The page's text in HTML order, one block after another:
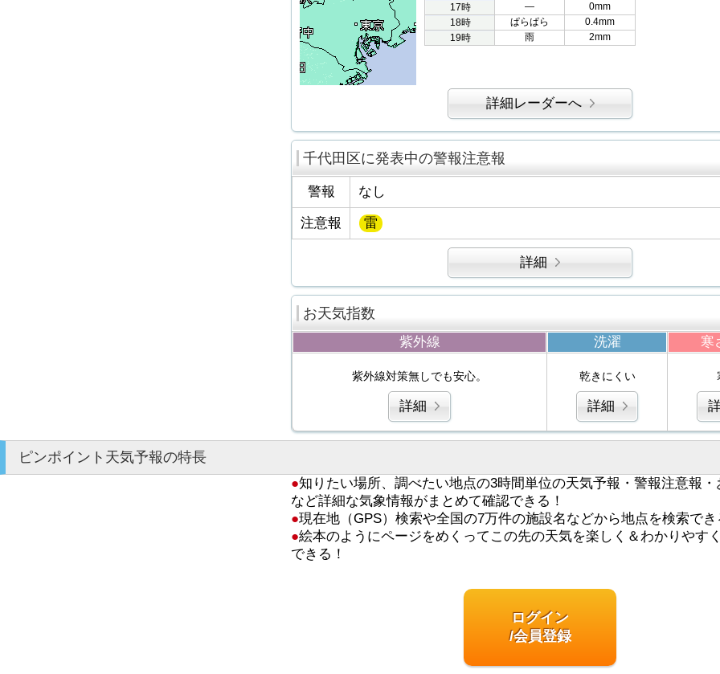
17時
―
0mm
18時
ぱらぱら
0.4mm
19時
雨 2mm
詳細レーダーへ
千代田区に発表中の警報注意報
警報 なし
注意報 雷
詳細
お天気指数
紫外線 洗濯 寒
紫外線対策無しでも安心。
詳細
乾きにくい
詳細
ピンポイント天気予報の特長
●知りたい場所、調べたい地点の3時間単位の天気予報・警報注意報・
など詳細な気象情報がまとめて確認できる！
●現在地（GPS）検索や全国の7万件の施設名などから地点を検索でき
●絵本のようにページをめくってこの先の天気を楽しく＆わかりやす
できる！
ログイン
/会員登録